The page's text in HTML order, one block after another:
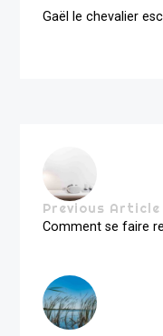
Gaël le chevalier
Previous Article
Comment se faire